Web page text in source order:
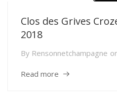
Clos des Grives
2018
By Rensonnetchampagne
Read more